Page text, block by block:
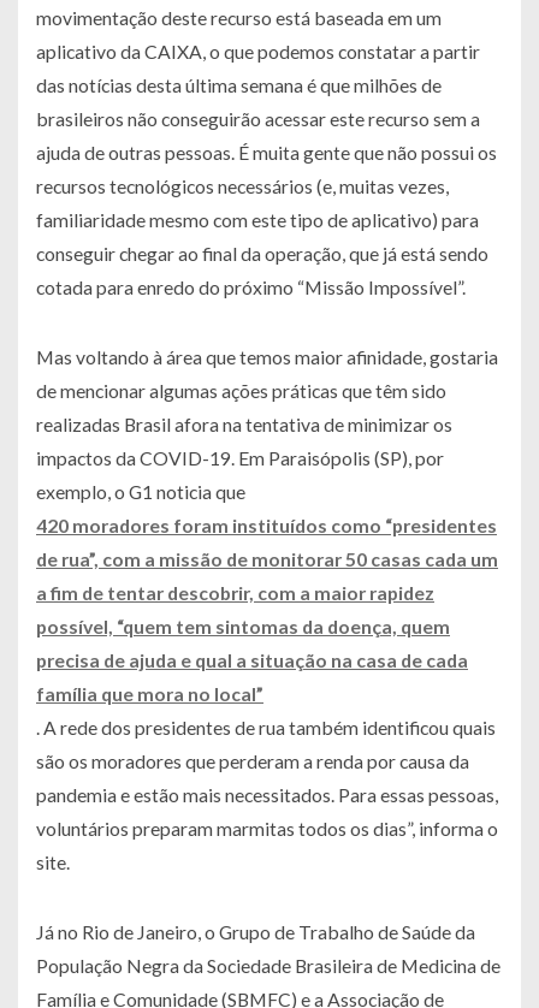
movimentação deste recurso está baseada em um
aplicativo da CAIXA, o que podemos constatar a partir
das notícias desta última semana é que milhões de
brasileiros não conseguirão acessar este recurso sem a
ajuda de outras pessoas. É muita gente que não possui os
recursos tecnológicos necessários (e, muitas vezes,
familiaridade mesmo com este tipo de aplicativo) para
conseguir chegar ao final da operação, que já está sendo
cotada para enredo do próximo “Missão Impossível”.
Mas voltando à área que temos maior afinidade, gostaria
de mencionar algumas ações práticas que têm sido
realizadas Brasil afora na tentativa de minimizar os
impactos da COVID-19. Em Paraisópolis (SP), por
exemplo, o G1 noticia que
420 moradores foram instituídos como “presidentes
de rua”, com a missão de monitorar 50 casas cada um
a fim de tentar descobrir, com a maior rapidez
possível, “quem tem sintomas da doença, quem
precisa de ajuda e qual a situação na casa de cada
família que mora no local”
. A rede dos presidentes de rua também identificou quais
são os moradores que perderam a renda por causa da
pandemia e estão mais necessitados. Para essas pessoas,
voluntários preparam marmitas todos os dias”, informa o
site.
Já no Rio de Janeiro, o Grupo de Trabalho de Saúde da
População Negra da Sociedade Brasileira de Medicina de
Família e Comunidade (SBMFC) e a Associação de